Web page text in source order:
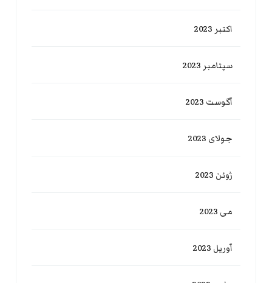
اکتبر 2023
سپتامبر 2023
آگوست 2023
جولای 2023
ژوئن 2023
می 2023
آوریل 2023